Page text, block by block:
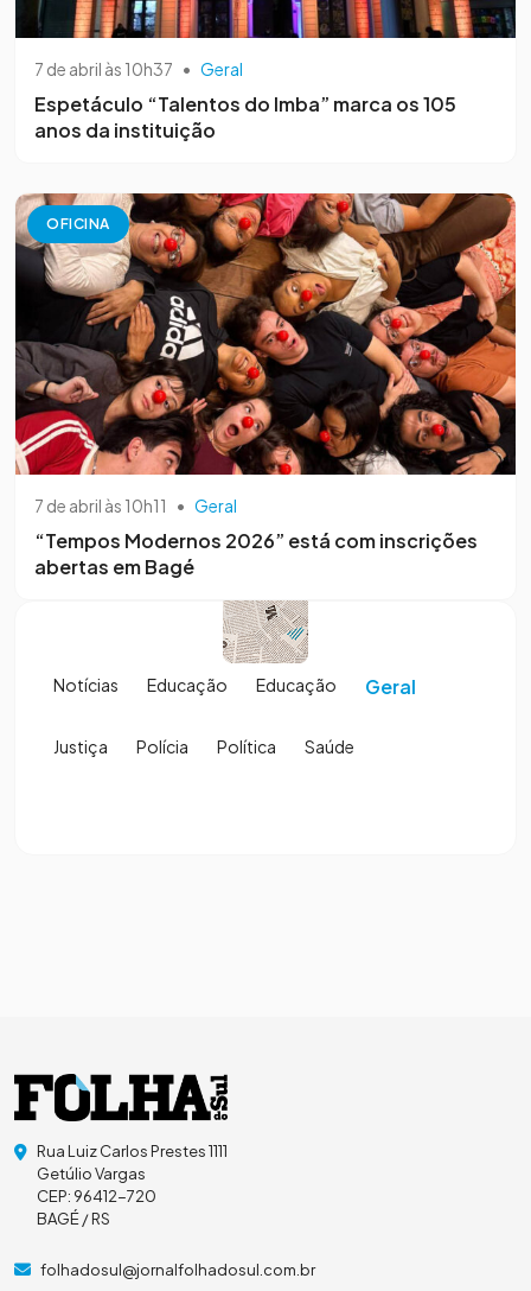
7 de abril às 10h37 • Geral
Espetáculo “Talentos do Imba” marca os 105
anos da instituição
OFICINA
7 de abril às 10h11 • Geral
“Tempos Modernos 2026” está com inscrições
abertas em Bagé
Notícias Educação Educação Geral
Justiça Polícia Política Saúde
Rua Luiz Carlos Prestes 1111
Getúlio Vargas
CEP: 96412-720
BAGÉ / RS
folhadosul@jornalfolhadosul.com.br